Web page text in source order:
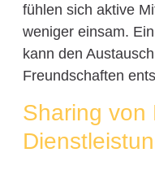
fühlen sich aktive
weniger einsam.
kann den
Freundschaften
Sharing von